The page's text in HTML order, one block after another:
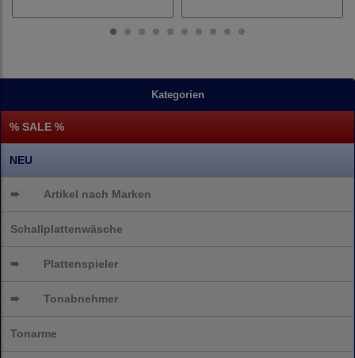
Kategorien
% SALE %
NEU
➨ Artikel nach Marken
Schallplattenwäsche
➨ Plattenspieler
➨ Tonabnehmer
Tonarme